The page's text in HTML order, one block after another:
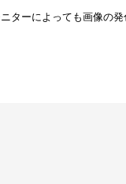
ターによっても画像の